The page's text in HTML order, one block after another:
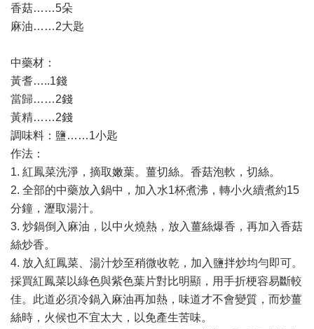
香菇……5朵
麻油……2大匙
中藥材：
黃耆…..1錢
當歸……2錢
黃精……2錢
調味料：鹽……1小匙
作法：
1. 紅鳳菜洗淨，摘取嫩葉。薑切絲。香菇泡軟，切絲。
2. 全部的中藥放入鍋中，加入水1杯煮沸，轉小火續煮約15
分鐘，瀝取湯汁。
3. 炒鍋倒入麻油，以中火燒熱，放入薑絲爆香，再加入香菇
絲炒香。
4. 放入紅鳳菜、湯汁炒至稍微收乾，加入鹽拌炒均勻即可。
採買紅鳳菜以綠色與紫色葉片對比明顯，用手折梗容易斷較
佳。此道必須冷鍋入麻油再加熱，味道才不會變質，而炒薑
絲時，火候也不宜太大，以免產生苦味。